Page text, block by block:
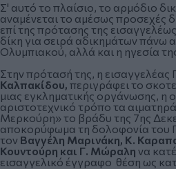
Σ' αυτό το πλαίσιο, το αρμόδιο
αναμένεται το αμέσως προσεχές
επί της πρότασης της
δίκη για σειρά αδικημάτων πάνω
Ολυμπιακού, αλλά και η ηγεσία
Στην πρότασή της, η
Καλπακίδου, περιγράφει το
μιας εγκληματικής οργάνωσης, η
αριστοτεχνικό τρόπο τα
Μερκούρη» το βράδυ της 7ης
αποκορύφωμα τη δολοφονία του
τον Βαγγέλη Μαρινάκη, Κ.
Κουντούρη και Γ. Μώραλη να
εισαγγελικό έγγραφο θέση ως